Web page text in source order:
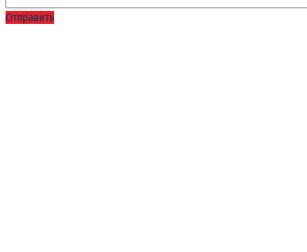
Отправить